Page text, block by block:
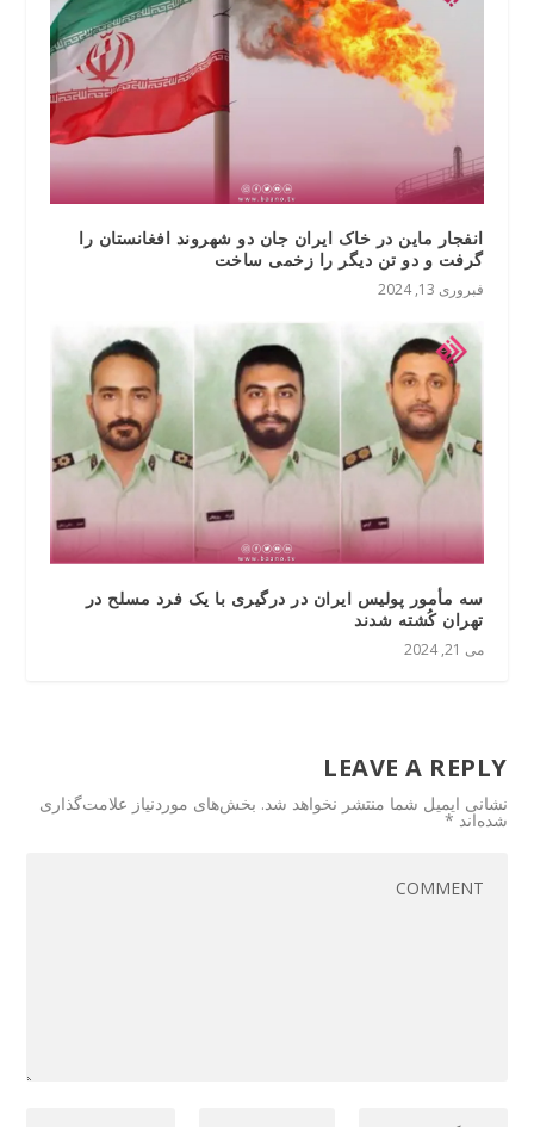
انفجار ماین در خاک ایران جان دو شهروند افغانستان را
گرفت و دو تن دیگر را زخمی ساخت
فبروری 13, 2024
سه مأمور پولیس ایران در درگیری با یک فرد مسلح در
تهران کُشته شدند
می 21, 2024
LEAVE A REPLY
نشانی ایمیل شما منتشر نخواهد شد. بخش‌های موردنیاز علامت‌گذاری
شده‌اند *